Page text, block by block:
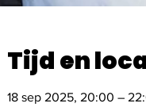
Tijd en
18 sep 2025, 20:00 –